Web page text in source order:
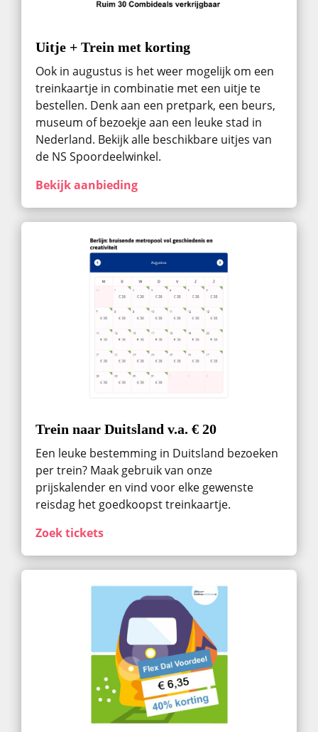
Uitje + Trein met korting
Ook in augustus ​is het weer mogelijk om een
treinkaartje in combinatie met een uitje te
bestellen. Denk aan een pretpark, een beurs,
museum of bezoekje aan een leuke stad in
Nederland. Bekijk alle beschikbare uitjes van
de NS Spoordeelwinkel.
Bekijk aanbieding
Trein naar Duitsland v.a. € 20
Een leuke bestemming in Duitsland bezoeken
per trein? Maak gebruik van onze
prijskalender en vind voor elke gewenste
reisdag het goedkoopst treinkaartje.
Zoek tickets